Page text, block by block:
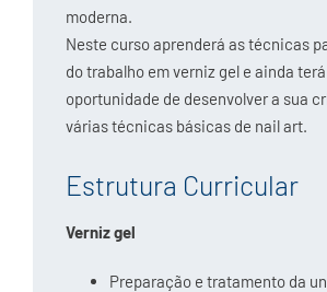
moderna.
Neste curso aprenderá as técnicas
do trabalho em verniz gel e ainda
oportunidade de desenvolver a sua
várias técnicas básicas de nail art.
Estrutura Curricular
Verniz gel
Preparação e tratamento da